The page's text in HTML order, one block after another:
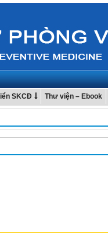
SKCĐ Thư viện – Ebook